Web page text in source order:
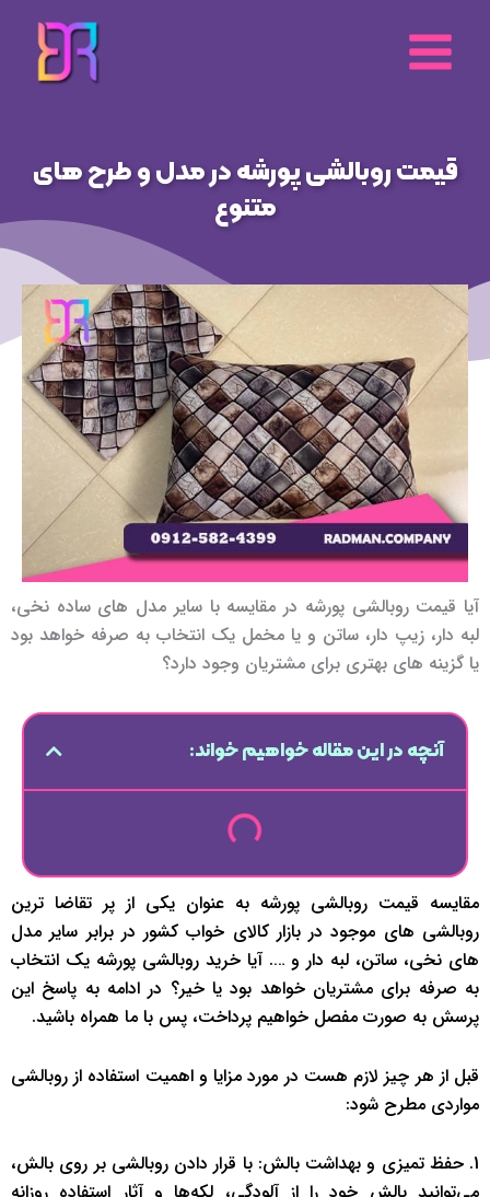
محتوا
قیمت روبالشی پورشه در مدل و طرح های
متنوع
آیا قیمت روبالشی پورشه در مقایسه با سایر مدل های ساده نخی،
لبه دار، زیپ دار، ساتن و یا مخمل یک انتخاب به صرفه خواهد بود
یا گزینه های بهتری برای مشتریان وجود دارد؟
آنچه در این مقاله خواهیم خواند:
مقایسه قیمت روبالشی پورشه به عنوان یکی از پر تقاضا ترین
روبالشی های موجود در بازار کالای خواب کشور در برابر سایر مدل
های نخی، ساتن، لبه دار و …. آیا خرید روبالشی پورشه یک انتخاب
به صرفه برای مشتریان خواهد بود یا خیر؟ در ادامه به پاسخ این
پرسش به صورت مفصل خواهیم پرداخت، پس با ما همراه باشید.
قبل از هر چیز لازم هست در مورد مزایا و اهمیت استفاده از روبالشی
مواردی مطرح شود:
1. حفظ تمیزی و بهداشت بالش: با قرار دادن روبالشی بر روی بالش،